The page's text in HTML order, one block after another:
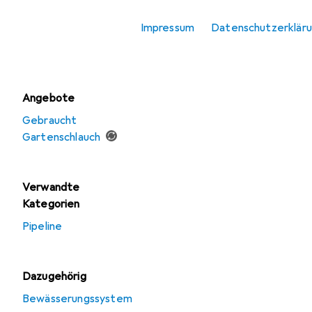
Impressum
Angebote
Gebraucht
Gartenschlauch
Verwandte
Kategorien
Pipeline
Dazugehörig
Bewässerungssystem